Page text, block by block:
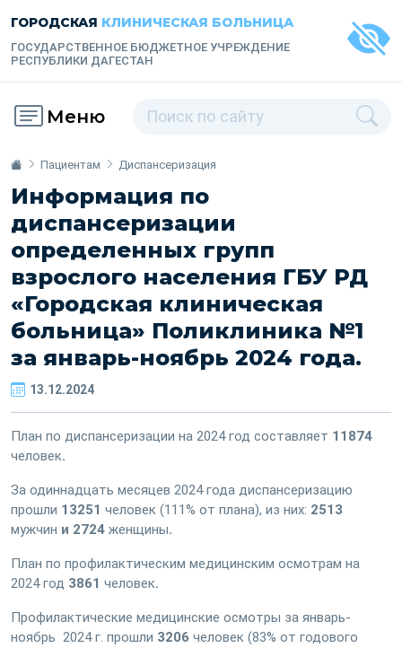
ГОРОДСКАЯ КЛИНИЧЕСКАЯ БОЛЬНИЦА
ГОСУДАРСТВЕННОЕ БЮДЖЕТНОЕ УЧРЕЖДЕНИЕ
РЕСПУБЛИКИ ДАГЕСТАН
Меню
Пациентам Диспансеризация
Информация по
диспансеризации
определенных групп
взрослого населения ГБУ РД
«Городская клиническая
больница» Поликлиника №1
за январь-ноябрь 2024 года.
13.12.2024
План по диспансеризации на 2024 год составляет 11874
человек.
За одиннадцать месяцев 2024 года диспансеризацию
прошли 13251 человек (111% от плана), из них: 2513
мужчин и 2724 женщины.
План по профилактическим медицинским осмотрам на
2024 год 3861 человек.
Профилактические медицинские осмотры за январь-
ноябрь 2024 г. прошли 3206 человек (83% от годового